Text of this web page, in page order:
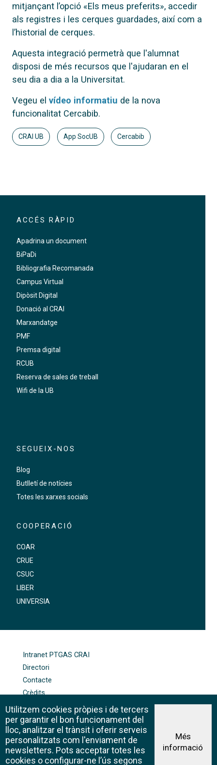
mitjançant l’opció «Els meus preferits», accedir
als registres i les cerques guardades, així com a
l’historial de cerques.
Aquesta integració permetrà que l'alumnat
disposi de més recursos que l'ajudaran en el
seu dia a dia a la Universitat.
Vegeu el vídeo informatiu de la nova
funcionalitat Cercabib.
CRAI UB App SocUB Cercabib
ACCÉS RÀPID
Apadrina un document
BiPaDi
Bibliografia Recomanada
Campus Virtual
Dipòsit Digital
Donació al CRAI
Marxandatge
PMF
Premsa digital
RCUB
Reserva de sales de treball
Wifi de la UB
SEGUEIX-NOS
Blog
Butlletí de notícies
Totes les xarxes socials
COOPERACIÓ
COAR
CRUE
CSUC
LIBER
UNIVERSIA
Intranet PTGAS CRAI
Directori
Contacte
Crèdits
Política de galetes
Avís legal
©CRAI Universitat de Barcelona
Utilitzem cookies pròpies i de tercers
per garantir el bon funcionament del
lloc, analitzar el trànsit i oferir serveis
personalitzats com l'enviament de
newsletters. Pots acceptar totes les
cookies o configurar-ne l’ús segons
Més
informació